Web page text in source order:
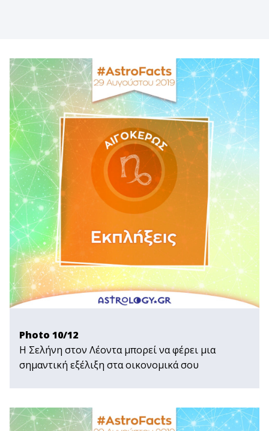
Photo 10/12
Η Σελήνη στον Λέοντα μπορεί να φέρει μια
σημαντική εξέλιξη στα οικονομικά σου